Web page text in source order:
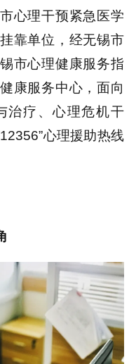
心理干预紧急医学
靠单位，经无锡市
市心理健康服务指
康服务中心，面向
治疗、心理危机干
心理援助热线